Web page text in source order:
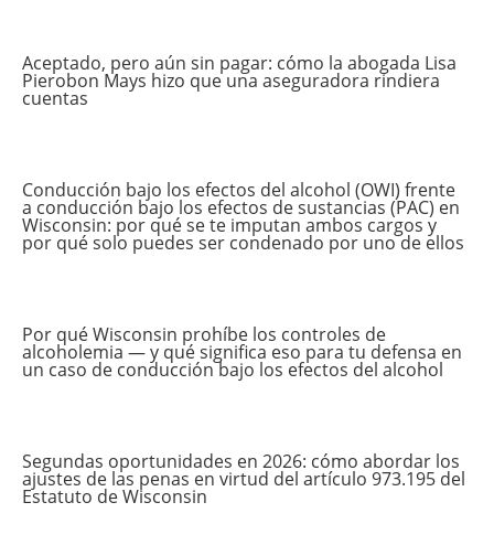
Aceptado, pero aún sin pagar: cómo la abogada Lisa
Pierobon Mays hizo que una aseguradora rindiera
cuentas
Conducción bajo los efectos del alcohol (OWI) frente
a conducción bajo los efectos de sustancias (PAC) en
Wisconsin: por qué se te imputan ambos cargos y
por qué solo puedes ser condenado por uno de ellos
Por qué Wisconsin prohíbe los controles de
alcoholemia — y qué significa eso para tu defensa en
un caso de conducción bajo los efectos del alcohol
Segundas oportunidades en 2026: cómo abordar los
ajustes de las penas en virtud del artículo 973.195 del
Estatuto de Wisconsin